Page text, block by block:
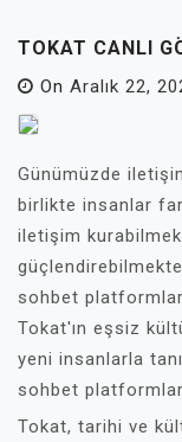
TOKAT CANLI
On Aralık 22,
Günümüzde
birlikte insanlar
iletişim
sohbet
Tokat'ın eşsiz
yeni insanlarla
sohbet
Tokat, tarihi ve